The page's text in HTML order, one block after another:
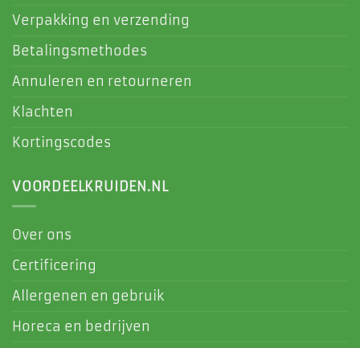
Verpakking en verzending
Betalingsmethodes
Annuleren en retourneren
Klachten
Kortingscodes
VOORDEELKRUIDEN.NL
Over ons
Certificering
Allergenen en gebruik
Horeca en bedrijven